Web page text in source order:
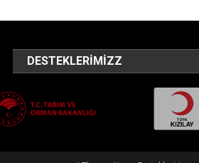
DESTEKLERIMIZZ